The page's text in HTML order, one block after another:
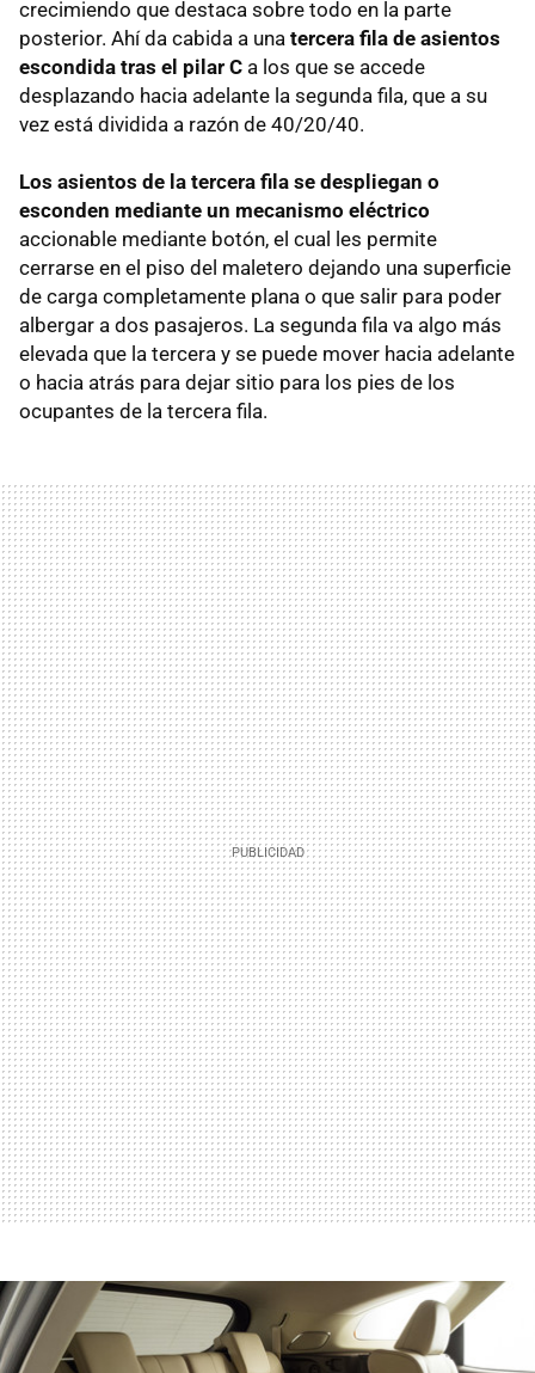
crecimiendo que destaca sobre todo en la parte
posterior. Ahí da cabida a una tercera fila de asientos
escondida tras el pilar C a los que se accede
desplazando hacia adelante la segunda fila, que a su
vez está dividida a razón de 40/20/40.
Los asientos de la tercera fila se despliegan o
esconden mediante un mecanismo eléctrico
accionable mediante botón, el cual les permite
cerrarse en el piso del maletero dejando una superficie
de carga completamente plana o que salir para poder
albergar a dos pasajeros. La segunda fila va algo más
elevada que la tercera y se puede mover hacia adelante
o hacia atrás para dejar sitio para los pies de los
ocupantes de la tercera fila.